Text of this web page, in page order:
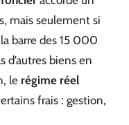
mais seulement si
barre des 15 000
d’autres biens en
le régime réel
frais : gestion,